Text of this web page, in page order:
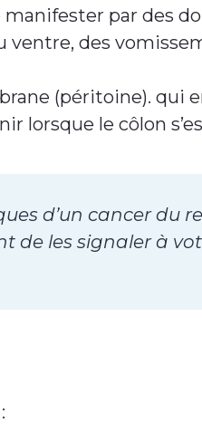
manifester par des
des
(péritoine). qui
lorsque le côlon
d’un cancer du
de les signaler à